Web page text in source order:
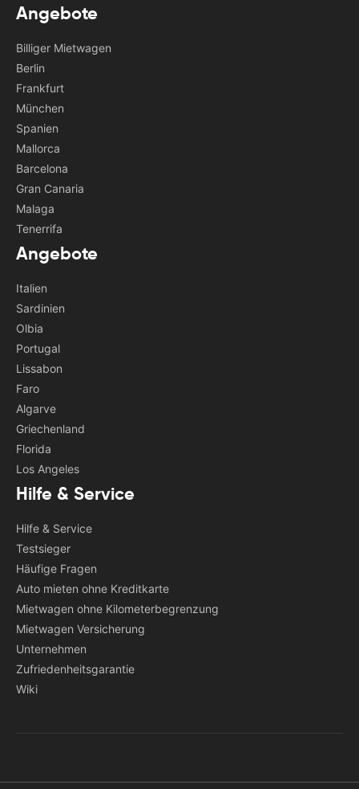
Angebote
Billiger Mietwagen
Berlin
Frankfurt
München
Spanien
Mallorca
Barcelona
Gran Canaria
Malaga
Tenerrifa
Angebote
Italien
Sardinien
Olbia
Portugal
Lissabon
Faro
Algarve
Griechenland
Florida
Los Angeles
Hilfe & Service
Hilfe & Service
Testsieger
Häufige Fragen
Auto mieten ohne Kreditkarte
Mietwagen ohne Kilometerbegrenzung
Mietwagen Versicherung
Unternehmen
Zufriedenheitsgarantie
Wiki